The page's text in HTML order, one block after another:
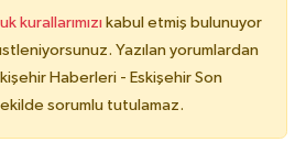
kurallarımızı kabul etmiş bulunuyor
Yazılan yorumlardan
Haberleri - Eskişehir Son
sorumlu tutulamaz.